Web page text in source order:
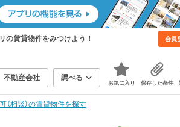
の賃貸物件をみつけよう！ 会員
不動産会社 調べる
お気に入り 保存した条件
（相談）の賃貸物件を探す